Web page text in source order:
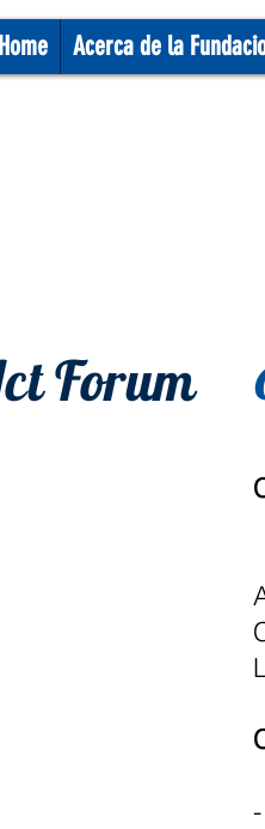
Acerca de la
Forum
-